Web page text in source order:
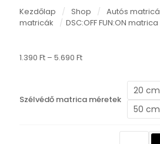
Kezdőlap / Shop / Autós
matricák
/ DSC:OFF FUN:ON matrica
1.390 Ft – 5.690 FtÁrtartomány:
Szélvédő matrica méretek
20 cm
50 cm